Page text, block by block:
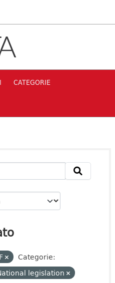
CATEGORIE
Categorie:
legislation